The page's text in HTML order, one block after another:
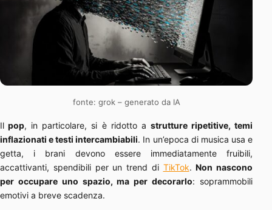
fonte: grok – generato da IA
Il pop, in particolare, si è ridotto a strutture ripetitive, temi
inflazionati e testi intercambiabili. In un’epoca di musica usa e
getta, i brani devono essere immediatamente fruibili,
accattivanti, spendibili per un trend di TikTok.Non nascono
per occupare uno spazio, ma per decorarlo: soprammobili
emotivi a breve scadenza.